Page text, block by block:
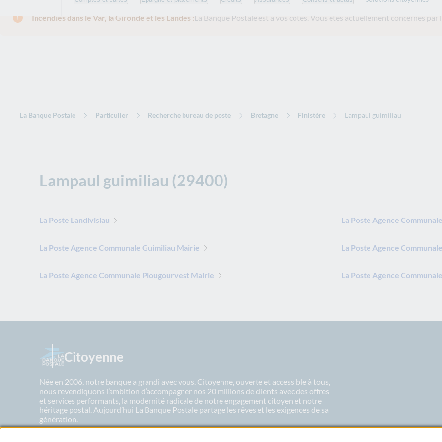
Incendies dans le Var, la Gironde et les Landes :La Banque Postale est à vos côtés. Vous êtes actuellement concernés par
La Banque Postale Particulier Recherche bureau de poste Bretagne Finistère Lampaul guimiliau
Lampaul guimiliau (29400)
La Poste Landivisiau La Poste Agence
La Poste Agence Communale Guimiliau Mairie La Poste Agence
La Poste Agence Communale Plougourvest Mairie La Poste Agence
Citoyenne
Née en 2006, notre banque a grandi avec vous. Citoyenne, ouverte et accessible à tous,
nous revendiquons l’ambition d’accompagner nos 20 millions de clients avec des offres
et services performants, la modernité radicale de notre engagement citoyen et notre
héritage postal. Aujourd’hui La Banque Postale partage les rêves et les exigences de sa
génération.